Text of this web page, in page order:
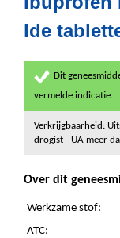
lde
Dit
vermelde indicatie.
Verkrijgbaarheid:
drogist - UA meer
Over dit
Werkzame stof:
ATC: